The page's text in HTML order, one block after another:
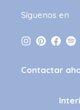
Síguenos en
Contactar